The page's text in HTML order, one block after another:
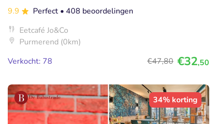
9.9
Perfect • 408 beoordelingen
Eetcafé Jo&Co
Purmerend (0km)
Verkocht: 78
€47,80 €32,50
34% korting